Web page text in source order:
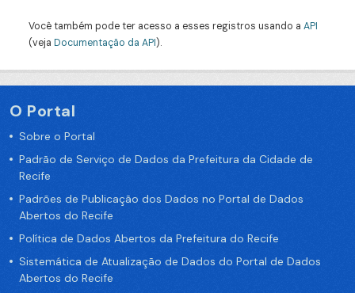
Você também pode ter acesso a esses registros usando a API
(veja Documentação da API).
O Portal
Sobre o Portal
Padrão de Serviço de Dados da Prefeitura da Cidade de
Recife
Padrões de Publicação dos Dados no Portal de Dados
Abertos do Recife
Política de Dados Abertos da Prefeitura do Recife
Sistemática de Atualização de Dados do Portal de Dados
Abertos do Recife